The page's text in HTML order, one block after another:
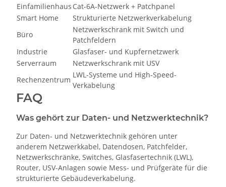
Einfamilienhaus Cat-6A-Netzwerk + Patchpanel
Smart Home
Strukturierte Netzwerkverkabelung
Büro
Netzwerkschrank mit Switch und
Patchfeldern
Industrie
Glasfaser- und Kupfernetzwerk
Serverraum
Netzwerkschrank mit USV
Rechenzentrum
LWL-Systeme und High-Speed-
Verkabelung
FAQ
Was gehört zur Daten- und Netzwerktechnik?
Zur Daten- und Netzwerktechnik gehören unter
anderem Netzwerkkabel, Datendosen, Patchfelder,
Netzwerkschränke, Switches, Glasfasertechnik (LWL),
Router, USV-Anlagen sowie Mess- und Prüfgeräte für die
strukturierte Gebäudeverkabelung.